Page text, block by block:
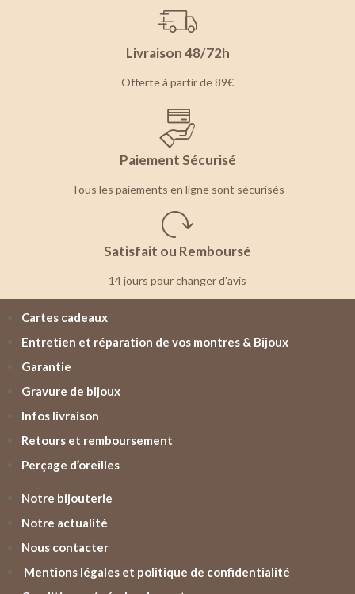
Livraison 48/72h
Offerte à partir de 89€
Paiement Sécurisé
Tous les paiements en ligne sont sécurisés
Satisfait ou Remboursé
14 jours pour changer d'avis
Cartes cadeaux
Entretien et réparation de vos montres & Bijoux
Garantie
Gravure de bijoux
Infos livraison
Retours et remboursement
Perçage d’oreilles
Notre bijouterie
Notre actualité
Nous contacter
Mentions légales et politique de confidentialité